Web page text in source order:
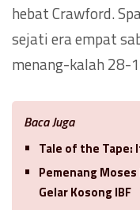
hebat Crawford.
sejati era empat
menang-kalah 28-
Baca Juga
Tale of the Tape:
Pemenang
Gelar Kosong IBF